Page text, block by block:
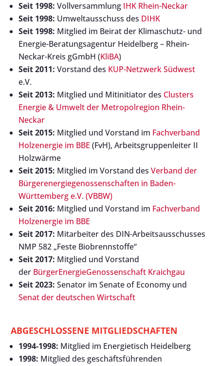
Seit 1998: Vollversammlung IHK Rhein-Neckar
Seit 1998: Umweltausschuss des DIHK
Seit 1998: Mitglied im Beirat der Klimaschutz- und
Energie-Beratungsagentur Heidelberg – Rhein-
Neckar-Kreis gGmbH (KliBA)
Seit 2011:Vorstand des KUP-Netzwerk Südwest
e.V.
Seit 2013: Mitglied und Mitinitiator des Clusters
Energie & Umwelt der Metropolregion Rhein-
Neckar
Seit 2015: Mitglied und Vorstand im Fachverband
Holzenergie im BBE (FvH), Arbeitsgruppenleiter II
Holzwärme
Seit 2015: Mitglied im Vorstand desVerband der
Bürgerenergiegenossenschaften in Baden-
Württemberg e.V. (VBBW)
Seit 2016: Mitglied und Vorstand im Fachverband
Holzenergie im BBE
Seit 2017: Mitarbeiter des DIN-Arbeitsausschusses
NMP 582 „Feste Biobrennstoffe“
Seit 2017: Mitglied und Vorstand
der BürgerEnergieGenossenschaft Kraichgau
Seit 2023: Senator im Senate of Economy und
Senat der deutschen Wirtschaft
ABGESCHLOSSENE MITGLIEDSCHAFTEN
1994-1998: Mitglied im Energietisch Heidelberg
1998: Mitglied des geschäftsführenden